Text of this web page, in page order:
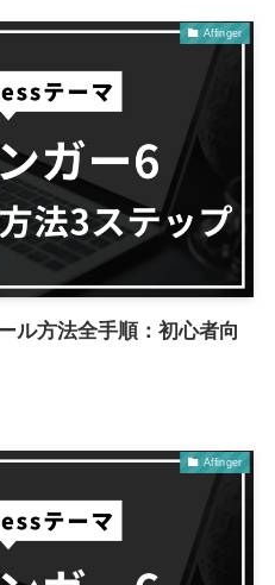
Affinger
ル方法全手順：初心者向
Affinger